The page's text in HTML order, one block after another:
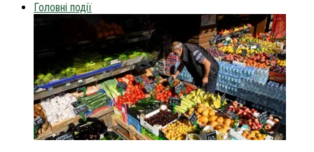
Головні події